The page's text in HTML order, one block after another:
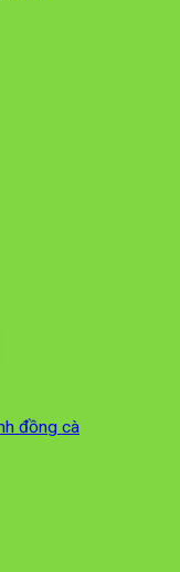
đồng cà